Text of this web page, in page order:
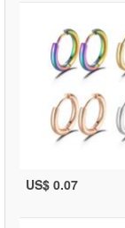
US$ 0.07